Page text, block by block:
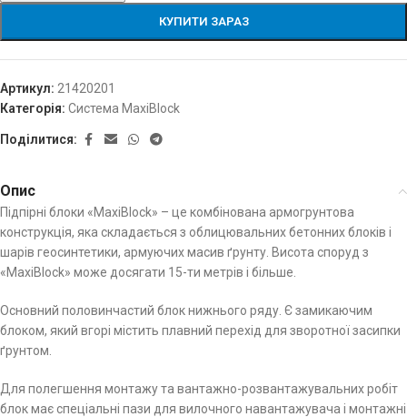
КУПИТИ ЗАРАЗ
Артикул: 21420201
Категорія: Система MaxiBlock
Поділитися:
Опис
Підпірні блоки «MaxiBlock» – це комбінована армогрунтова
конструкція, яка складається з облицювальних бетонних блоків і
шарів геосинтетики, армуючих масив ґрунту. Висота споруд з
«MaxiBlock» може досягати 15-ти метрів і більше.
Основний половинчастий блок нижнього ряду. Є замикаючим
блоком, який вгорі містить плавний перехід для зворотної засипки
ґрунтом.
Для полегшення монтажу та вантажно-розвантажувальних робіт
блок має спеціальні пази для вилочного навантажувача і монтажні